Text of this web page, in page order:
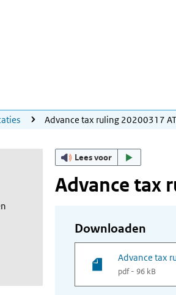
Advance tax ruling 20200317
Lees voor
Advance tax
Downloaden
Advance tax
pdf - 96 kB